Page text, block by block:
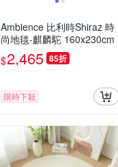
Ambience 比利時Shiraz 時
尚地毯-麒麟駝 160x230cm
$2,465 85折
限時下殺